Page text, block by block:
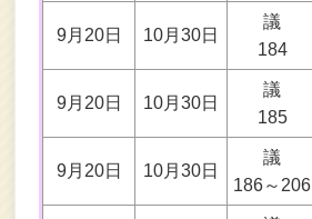
9月20日 10月30日
議
184
9月20日 10月30日
議
185
9月20日 10月30日
議
186～206